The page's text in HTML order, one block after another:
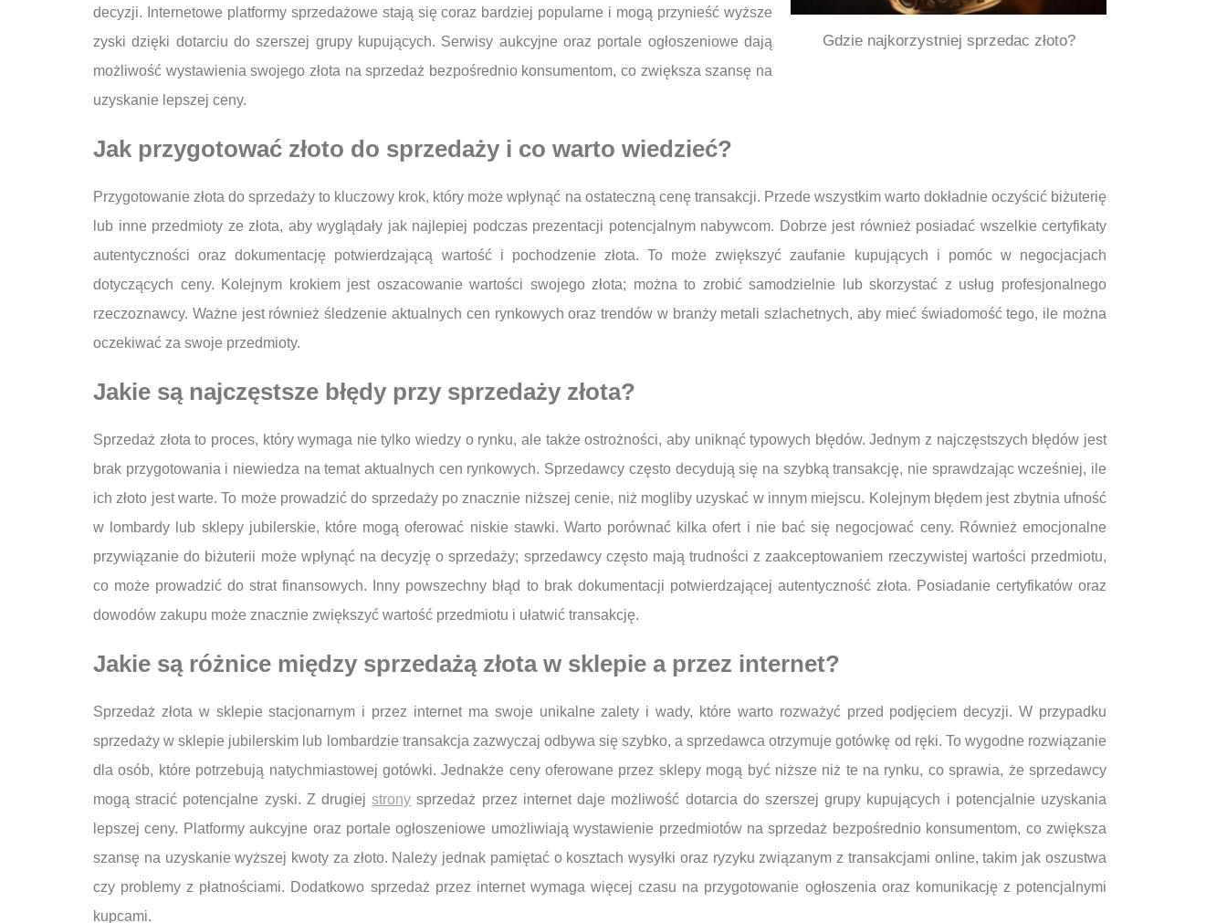
Gdzie najkorzystniej sprzedac złoto?
decyzji. Internetowe platformy sprzedażowe stają się coraz bardziej popularne i mogą przynieść wyższe
zyski dzięki dotarciu do szerszej grupy kupujących. Serwisy aukcyjne oraz portale ogłoszeniowe dają
możliwość wystawienia swojego złota na sprzedaż bezpośrednio konsumentom, co zwiększa szansę na
uzyskanie lepszej ceny.
Jak przygotować złoto do sprzedaży i co warto wiedzieć?
Przygotowanie złota do sprzedaży to kluczowy krok, który może wpłynąć na ostateczną cenę transakcji. Przede wszystkim warto dokładnie oczyścić biżuterię
lub inne przedmioty ze złota, aby wyglądały jak najlepiej podczas prezentacji potencjalnym nabywcom. Dobrze jest również posiadać wszelkie certyfikaty
autentyczności oraz dokumentację potwierdzającą wartość i pochodzenie złota. To może zwiększyć zaufanie kupujących i pomóc w negocjacjach
dotyczących ceny. Kolejnym krokiem jest oszacowanie wartości swojego złota; można to zrobić samodzielnie lub skorzystać z usług profesjonalnego
rzeczoznawcy. Ważne jest również śledzenie aktualnych cen rynkowych oraz trendów w branży metali szlachetnych, aby mieć świadomość tego, ile można
oczekiwać za swoje przedmioty.
Jakie są najczęstsze błędy przy sprzedaży złota?
Sprzedaż złota to proces, który wymaga nie tylko wiedzy o rynku, ale także ostrożności, aby uniknąć typowych błędów. Jednym z najczęstszych błędów jest
brak przygotowania i niewiedza na temat aktualnych cen rynkowych. Sprzedawcy często decydują się na szybką transakcję, nie sprawdzając wcześniej, ile
ich złoto jest warte. To może prowadzić do sprzedaży po znacznie niższej cenie, niż mogliby uzyskać w innym miejscu. Kolejnym błędem jest zbytnia ufność
w lombardy lub sklepy jubilerskie, które mogą oferować niskie stawki. Warto porównać kilka ofert i nie bać się negocjować ceny. Również emocjonalne
przywiązanie do biżuterii może wpłynąć na decyzję o sprzedaży; sprzedawcy często mają trudności z zaakceptowaniem rzeczywistej wartości przedmiotu,
co może prowadzić do strat finansowych. Inny powszechny błąd to brak dokumentacji potwierdzającej autentyczność złota. Posiadanie certyfikatów oraz
dowodów zakupu może znacznie zwiększyć wartość przedmiotu i ułatwić transakcję.
Jakie są różnice między sprzedażą złota w sklepie a przez internet?
Sprzedaż złota w sklepie stacjonarnym i przez internet ma swoje unikalne zalety i wady, które warto rozważyć przed podjęciem decyzji. W przypadku
sprzedaży w sklepie jubilerskim lub lombardzie transakcja zazwyczaj odbywa się szybko, a sprzedawca otrzymuje gotówkę od ręki. To wygodne rozwiązanie
dla osób, które potrzebują natychmiastowej gotówki. Jednakże ceny oferowane przez sklepy mogą być niższe niż te na rynku, co sprawia, że sprzedawcy
mogą stracić potencjalne zyski. Z drugiejstrony sprzedaż przez internet daje możliwość dotarcia do szerszej grupy kupujących i potencjalnie uzyskania
lepszej ceny. Platformy aukcyjne oraz portale ogłoszeniowe umożliwiają wystawienie przedmiotów na sprzedaż bezpośrednio konsumentom, co zwiększa
szansę na uzyskanie wyższej kwoty za złoto. Należy jednak pamiętać o kosztach wysyłki oraz ryzyku związanym z transakcjami online, takim jak oszustwa
czy problemy z płatnościami. Dodatkowo sprzedaż przez internet wymaga więcej czasu na przygotowanie ogłoszenia oraz komunikację z potencjalnymi
kupcami.